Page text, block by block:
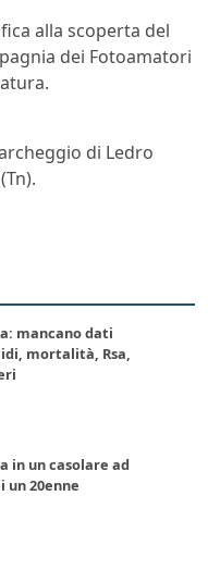
alla scoperta del
dei Fotoamatori
di Ledro
mancano dati
mortalità, Rsa,
in un casolare ad
un 20enne